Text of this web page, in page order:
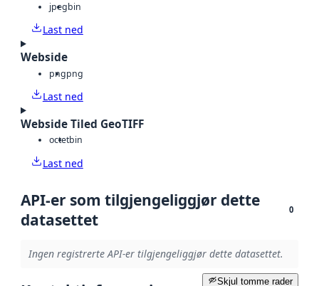
jpegbin
Last ned
Webside
pngpng
Last ned
Webside Tiled GeoTIFF
octetbin
Last ned
API-er som tilgjengeliggjør dette
datasettet
0
Ingen registrerte API-er tilgjengeliggjør dette datasettet.
Skjul tomme rader